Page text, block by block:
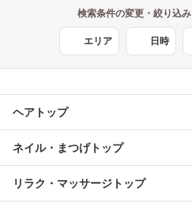
検索条件の変更・絞り込み
エリア 日時
ヘアトップ
ネイル・まつげトップ
リラク・マッサージトップ